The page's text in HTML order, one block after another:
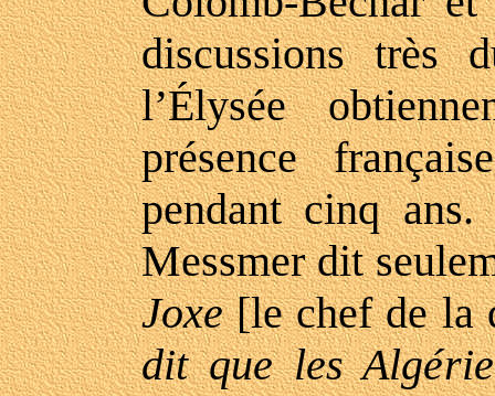
discussions très
l’Élysée
présence
pendant cinq
Messmer dit
Joxe[le chef de la
dit que les